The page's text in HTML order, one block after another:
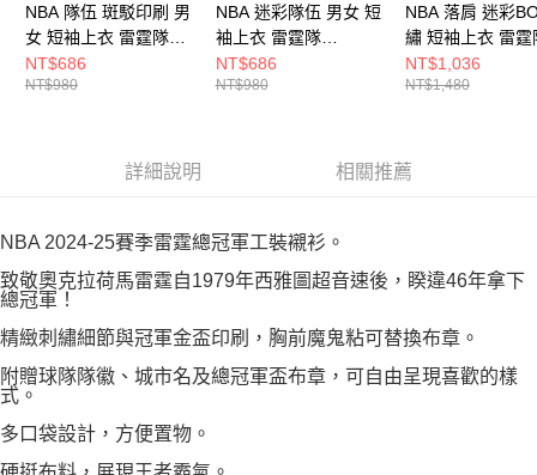
NBA 隊伍 斑駁印刷 男
女 短袖上衣 雷霆隊
3625104482
NT$686
NT$980
NBA 迷彩隊伍 男女 短
袖上衣 雷霆隊
3625103431
NT$686
NT$980
NBA 落肩 迷彩
繡 短袖上衣 雷霆
3625101782
NT$1,036
NT$1,480
詳細說明 相關推薦
NBA 2024-25賽季雷霆總冠軍工裝襯衫。
致敬奧克拉荷馬雷霆自1979年西雅圖超音速後，睽違46年拿下
總冠軍！
精緻刺繡細節與冠軍金盃印刷，胸前魔鬼粘可替換布章。
附贈球隊隊徽、城市名及總冠軍盃布章，可自由呈現喜歡的樣
式。
多口袋設計，方便置物。